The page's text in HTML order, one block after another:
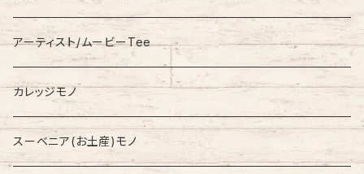
Knit/Sweater
Jacket
Nylon Jacket
Columbia
NAUTICA
NIKE
アーティスト/ムービーTee
カレッジモノ
スーベニア(お土産)モノ